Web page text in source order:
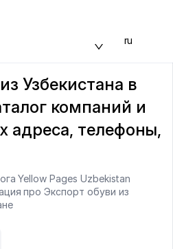
ru
Узбекистана в
компаний и
адреса, телефоны,
Yellow Pages Uzbekistan
про Экспорт обуви из